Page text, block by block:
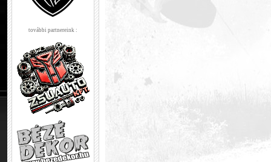
további partnereink :